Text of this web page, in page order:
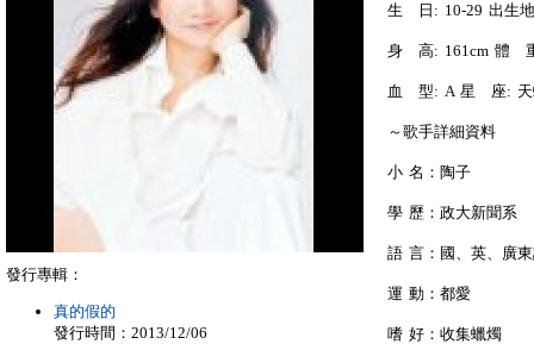
生 日: 10-29 出生
身 高: 161cm 體
血 型: A 星 座: 天
～歌手詳細資料
小 名：陶子
學 歷：政大新聞系
語 言：國、英、廣
運 動：都愛
嗜 好：收集蠟燭
發行專輯：
真的假的
發行時間：2013/12/06